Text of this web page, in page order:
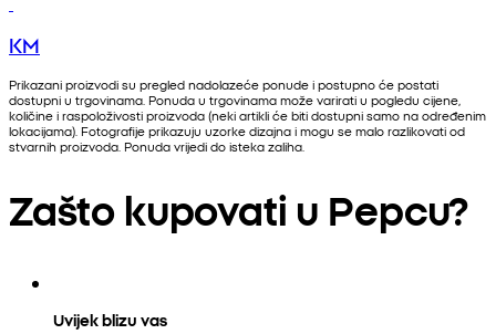
KM
Prikazani proizvodi su pregled nadolazeće ponude i postupno će postati
dostupni u trgovinama. Ponuda u trgovinama može varirati u pogledu cijene,
količine i raspoloživosti proizvoda (neki artikli će biti dostupni samo na određenim
lokacijama). Fotografije prikazuju uzorke dizajna i mogu se malo razlikovati od
stvarnih proizvoda. Ponuda vrijedi do isteka zaliha.
Zašto kupovati u Pepcu?
Uvijek blizu vas